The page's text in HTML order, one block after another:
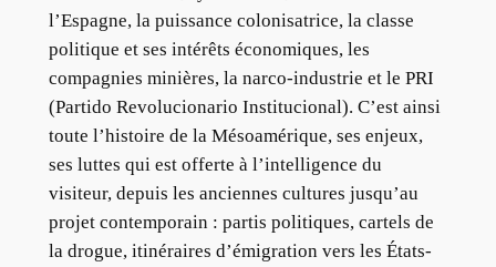
l’Espagne, la puissance colonisatrice, la classe
politique et ses intérêts économiques, les
compagnies minières, la narco-industrie et le PRI
(Partido Revolucionario Institucional). C’est ainsi
toute l’histoire de la Mésoamérique, ses enjeux,
ses luttes qui est offerte à l’intelligence du
visiteur, depuis les anciennes cultures jusqu’au
projet contemporain : partis politiques, cartels de
la drogue, itinéraires d’émigration vers les États-